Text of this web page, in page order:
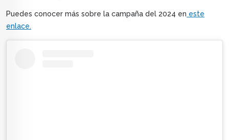
Puedes conocer más sobre la campaña del 2024 en este
enlace.